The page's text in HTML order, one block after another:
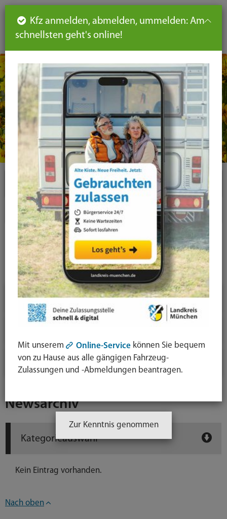
DE
Newsarchiv
Kategorieauswahl
Kein Eintrag vorhanden.
Plugins
News-Liste
News-Detail
Jahresauswahl
2026
2024
Nach oben
Seiteninhalt
Hauptnavigation
Seitennavigation
leichte
Sprache
Kfz anmelden, abmelden, ummelden: Am
schnellsten geht's online!
Mit unserem Online-Service können Sie bequem
von zu Hause aus alle gängigen Fahrzeug-
Zulassungen und -Abmeldungen beantragen.
Zur Kenntnis genommen